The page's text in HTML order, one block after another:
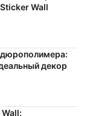
Wall
дюрополимера:
декор